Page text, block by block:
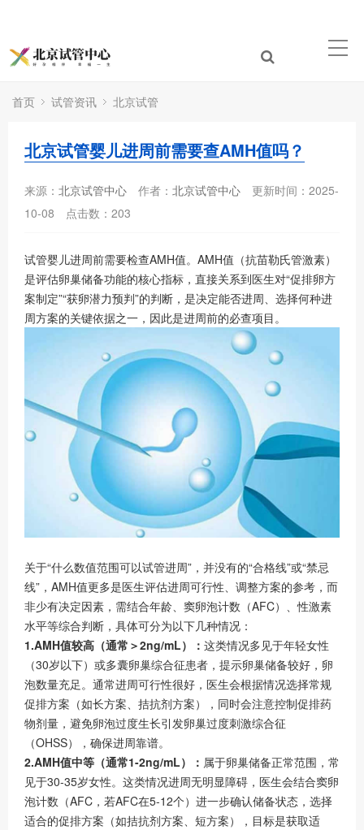
首页 试管资讯 北京试管
北京试管婴儿进周前需要查AMH值吗？
来源： 北京试管中心 作者： 北京试管中心
更新时间：2025-
10-08
点击数： 203
试管婴儿进周前需要检查AMH值。 AMH值（抗苗勒氏管激素）
是评估卵巢储备功能的核心指标，直接关系到医生对“促排卵方
案制定”“获卵潜力预判”的判断，是决定能否进周、选择何种进
周方案的关键依据之一，因此是进周前的必查项目。
关于“什么数值范围可以试管进周” ，并没有的“合格线”或“禁忌
线” ， AMH值更多是医生评估进周可行性、调整方案的参考，而
非少有决定因素，需结合年龄、窦卵泡计数（AFC）、性激素
水平等综合判断，具体可分为以下几种情况：
1.AMH值较高（通常＞2ng/mL）： 这类情况多见于年轻女性
（30岁以下）或多囊卵巢综合征患者，提示卵巢储备较好，卵
泡数量充足。通常进周可行性很好，医生会根据情况选择常规
促排方案（如长方案、拮抗剂方案），同时会注意控制促排药
物剂量，避免卵泡过度生长引发卵巢过度刺激综合征
（OHSS），确保进周靠谱。
2.AMH值中等（通常1-2ng/mL）： 属于卵巢储备正常范围，常
见于30-35岁女性。这类情况进周无明显障碍，医生会结合窦卵
泡计数（AFC ，若AFC在5-12个）进一步确认储备状态，选择
适合的促排方案（如拮抗剂方案、短方案），目标是获取适